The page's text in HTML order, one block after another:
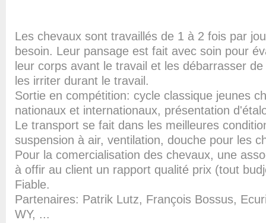
Les chevaux sont travaillés de 1 à 2 fois par
besoin. Leur pansage est fait avec soin pour
leur corps avant le travail et les débarrasser
les irriter durant le travail.
Sortie en compétition: cycle classique jeunes
nationaux et internationaux, présentation
Le transport se fait dans les meilleures
suspension à air, ventilation, douche pour les
Pour la comercialisation des chevaux, une
à offir au client un rapport qualité prix (tout
Fiable.
Partenaires: Patrik Lutz, François Bossus,
WY, ...